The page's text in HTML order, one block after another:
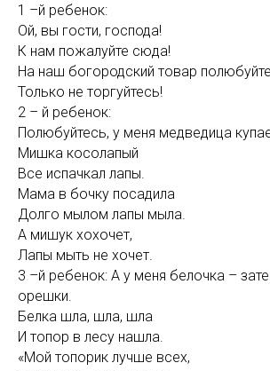
1 –й ребенок:
Ой, вы гости, господа!
К нам пожалуйте сюда!
На наш богородский товар
Только не торгуйтесь!
2 – й ребенок:
Полюбуйтесь, у меня медведица
Мишка косолапый
Все испачкал лапы.
Мама в бочку посадила
Долго мылом лапы мыла.
А мишук хохочет,
Лапы мыть не хочет.
3 –й ребенок: А у меня белочка –
орешки.
Белка шла, шла, шла
И топор в лесу нашла.
«Мой топорик лучше всех,